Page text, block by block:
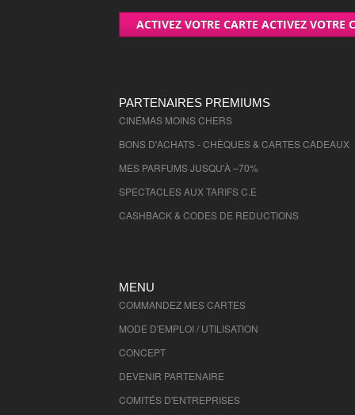
ACTIVEZ VOTRE CARTE ACTIVEZ VOTRE
PARTENAIRES PREMIUMS
CINÉMAS MOINS CHERS
BONS D'ACHATS - CHÈQUES & CARTES CADEAUX
MES PARFUMS JUSQU'À –70%
SPECTACLES AUX TARIFS C.E
CASHBACK & CODES DE REDUCTIONS
MENU
COMMANDEZ MES CARTES
MODE D'EMPLOI / UTILISATION
CONCEPT
DEVENIR PARTENAIRE
COMITÉS D'ENTREPRISES